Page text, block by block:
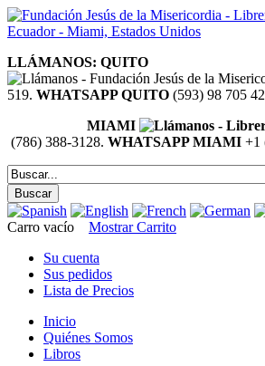
LLÁMANOS: QUITO
519. WHATSAPP QUITO (593) 98 705
MIAMI
(786) 388-3128. WHATSAPP MIAMI +1
Carro vacío
Mostrar Carrito
Su cuenta
Sus pedidos
Lista de Precios
Inicio
Quiénes Somos
Libros